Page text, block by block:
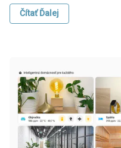
Čítať Ďalej